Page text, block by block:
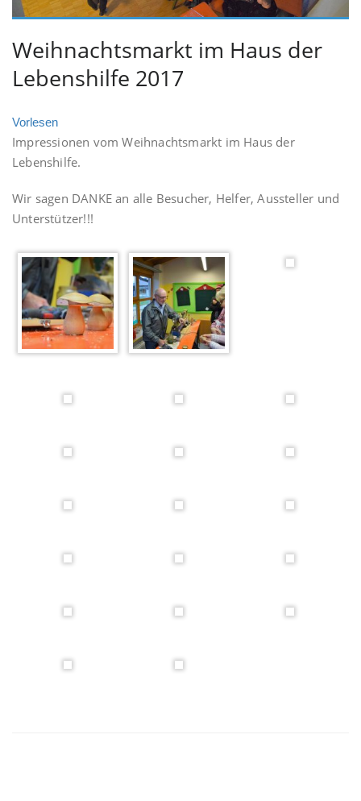
Weihnachtsmarkt im Haus der
Lebenshilfe 2017
Vorlesen
Impressionen vom Weihnachtsmarkt im Haus der
Lebenshilfe.
Wir sagen DANKE an alle Besucher, Helfer, Aussteller und
Unterstützer!!!